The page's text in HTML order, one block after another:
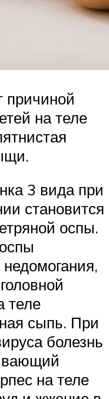
причиной
на теле
3 вида при
становится
оспы.
теле
сыпь. При
болезнь
на теле